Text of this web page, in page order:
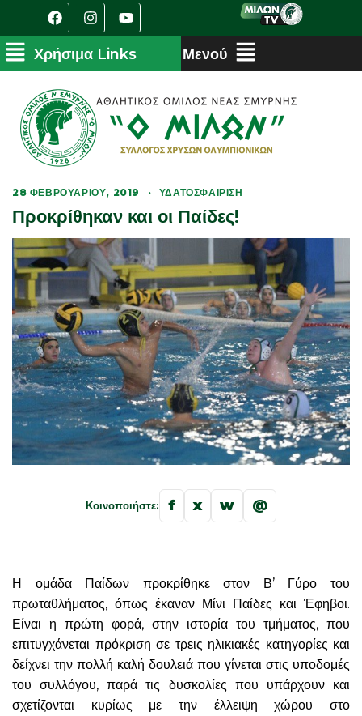
28 ΦΕΒΡΟΥΑΡΊΟΥ, 2019 · ΥΔΑΤΟΣΦΑΊΡΙΣΗ
Προκρίθηκαν και οι Παίδες!
Κοινοποιήστε: f x w @
Η ομάδα Παίδων προκρίθηκε στον Β’ Γύρο του
πρωταθλήματος, όπως έκαναν Μίνι Παίδες και Έφηβοι.
Είναι η πρώτη φορά, στην ιστορία του τμήματος, που
επιτυγχάνεται πρόκριση σε τρεις ηλικιακές κατηγορίες και
δείχνει την πολλή καλή δουλειά που γίνεται στις υποδομές
του συλλόγου, παρά τις δυσκολίες που υπάρχουν και
σχετίζονται κυρίως με την έλλειψη χώρου στο